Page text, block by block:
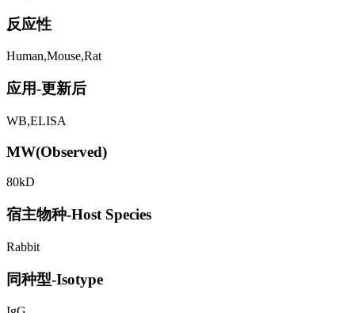
反应性
Human,Mouse,Rat
应用-更新后
WB,ELISA
MW(Observed)
80kD
宿主物种-Host Species
Rabbit
同种型-Isotype